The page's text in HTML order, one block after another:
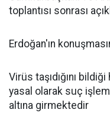
toplantısı sonrası
Erdoğan'ın
Virüs taşıdığını
yasal olarak suç
altına girmektedir